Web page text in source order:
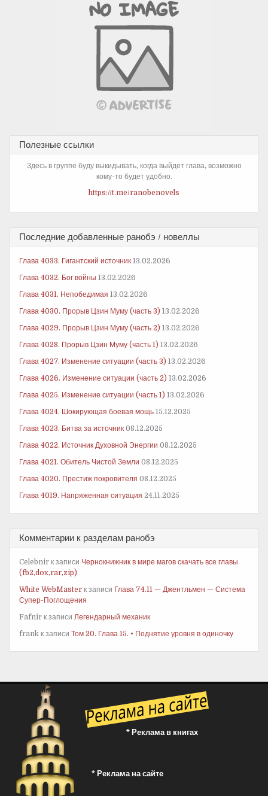
Полезные ссылки
Здесь в группе буду выкидывать, когда выйдет глава, возможно
кому-то будет удобно.
https://t.me/ranobenovels
Последние добавленные ранобэ / новеллы
Глава 4033. Гигантский источник 13.02.2026
Глава 4032. Бог войны 13.02.2026
Глава 4031. Непобедимая 13.02.2026
Глава 4030. Прорыв Цзин Муму (часть 3) 13.02.2026
Глава 4029. Прорыв Цзин Муму (часть 2) 13.02.2026
Глава 4028. Прорыв Цзин Муму (часть 1) 13.02.2026
Глава 4027. Изменение ситуации (часть 3) 13.02.2026
Глава 4026. Изменение ситуации (часть 2) 13.02.2026
Глава 4025. Изменение ситуации (часть 1) 13.02.2026
Глава 4024. Шокирующая боевая мощь 15.12.2025
Глава 4023. Битва за источник 08.12.2025
Глава 4022. Источник Духовной Энергии 08.12.2025
Глава 4021. Обитель Чистой Земли 08.12.2025
Глава 4020. Престиж покровителя 08.12.2025
Глава 4019. Напряженная ситуация 24.11.2025
Комментарии к разделам ранобэ
Celebnir к записи Чернокнижник в мире магов скачать все главы
(fb2,dox,rar,zip)
White WebMaster к записи Глава 74.11 — Джентльмен — Система
Супер-Поглощения
Fafnir к записи Легендарный механик
frank к записи Том 20. Глава 15. • Поднятие уровня в одиночку
* Реклама в книгах
* Реклама на сайте